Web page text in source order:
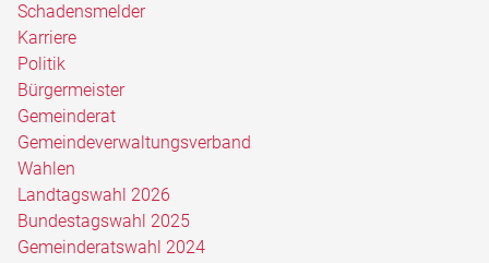
Schadensmelder
Karriere
Politik
Bürgermeister
Gemeinderat
Gemeindeverwaltungsverband
Wahlen
Landtagswahl 2026
Bundestagswahl 2025
Gemeinderatswahl 2024